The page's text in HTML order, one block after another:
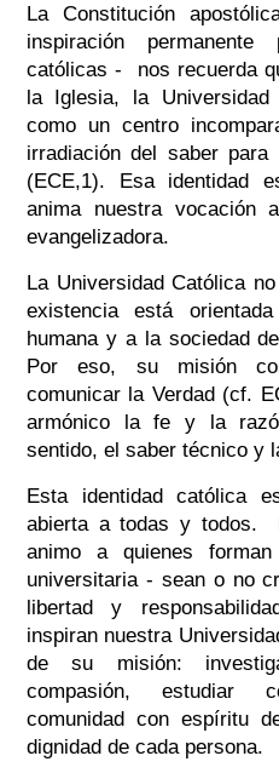
La Constitución
inspiración
católicas - nos recuerda
la Iglesia, la
como un centro
irradiación del saber para
(ECE,1). Esa identidad
anima nuestra vocación
evangelizadora.
La Universidad Católica
existencia está
humana y a la sociedad
Por eso, su misión
comunicar la Verdad (cf.
armónico la fe y la
sentido, el saber técnico y
Esta identidad católica
abierta a todas y todos.
animo a quienes
universitaria - sean o no
libertad y
inspiran nuestra
de su misión:
compasión, estudiar
comunidad con espíritu
dignidad de cada persona.